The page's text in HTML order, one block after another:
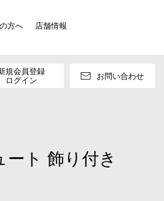
方へ 店舗情報
規会員登録
ログイン
お問い合わせ
ート 飾り付き